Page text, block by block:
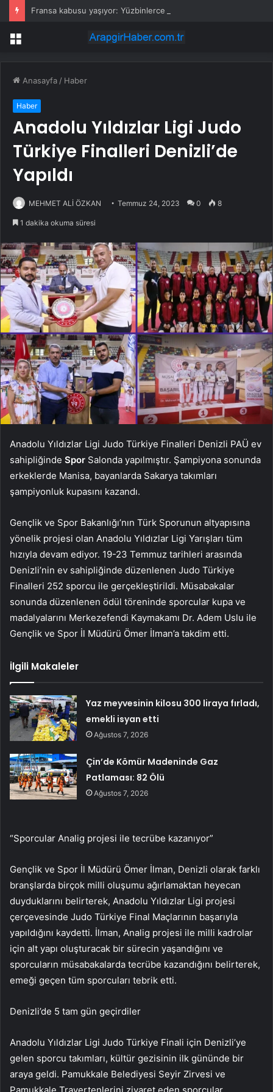
Menü
Anasayfa / Haber
Haber
Anadolu Yıldızlar Ligi Judo
Türkiye Finalleri Denizli’de
Yapıldı
MEHMET ALİ ÖZKAN Temmuz 24, 2023 0 8
1 dakika okuma süresi
Anadolu Yıldızlar Ligi Judo Türkiye Finalleri Denizli PAÜ ev
sahipliğinde Spor Salonda yapılmıştır. Şampiyona sonunda
erkeklerde Manisa, bayanlarda Sakarya takımları
şampiyonluk kupasını kazandı.
Gençlik ve Spor Bakanlığı’nın Türk Sporunun altyapısına
yönelik projesi olan Anadolu Yıldızlar Ligi Yarışları tüm
hızıyla devam ediyor. 19-23 Temmuz tarihleri ​​arasında
Denizli’nin ev sahipliğinde düzenlenen Judo Türkiye
Finalleri 252 sporcu ile gerçekleştirildi. Müsabakalar
sonunda düzenlenen ödül töreninde sporcular kupa ve
madalyalarını Merkezefendi Kaymakamı Dr. Adem Uslu ile
Gençlik ve Spor İl Müdürü Ömer İlman’a takdim etti.
İlgili Makaleler
Yaz meyvesinin kilosu 300 liraya fırladı,
emekli isyan etti
Ağustos 7, 2026
Çin’de Kömür Madeninde Gaz
Patlaması: 82 Ölü
Ağustos 7, 2026
“Sporcular Analig projesi ile tecrübe kazanıyor”
Gençlik ve Spor İl Müdürü Ömer İlman, Denizli olarak farklı
branşlarda birçok milli oluşumu ağırlamaktan heyecan
duyduklarını belirterek, Anadolu Yıldızlar Ligi projesi
çerçevesinde Judo Türkiye Final Maçlarının başarıyla
yapıldığını kaydetti. İlman, Analig projesi ile milli kadrolar
için alt yapı oluşturacak bir sürecin yaşandığını ve
sporcuların müsabakalarda tecrübe kazandığını belirterek,
emeği geçen tüm sporcuları tebrik etti.
Denizli’de 5 tam gün geçirdiler
Anadolu Yıldızlar Ligi Judo Türkiye Finali için Denizli’ye
gelen sporcu takımları, kültür gezisinin ilk gününde bir
araya geldi. Pamukkale Belediyesi Seyir Zirvesi ve
Pamukkale Travertenlerini ziyaret eden sporcular,